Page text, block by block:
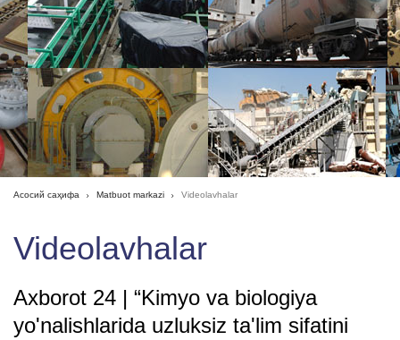
Асосий саҳифа Matbuot markazi Videolavhalar
Videolavhalar
Axborot 24 | “Kimyo va biologiya
yo'nalishlarida uzluksiz ta'lim sifatini